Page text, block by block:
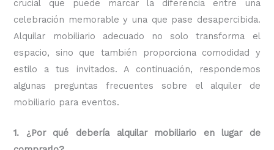
crucial que puede marcar la diferencia entre una
celebración memorable y una que pase desapercibida.
Alquilar mobiliario adecuado no solo transforma el
espacio, sino que también proporciona comodidad y
estilo a tus invitados. A continuación, respondemos
algunas preguntas frecuentes sobre el alquiler de
mobiliario para eventos.
1. ¿Por qué debería alquilar mobiliario en lugar de